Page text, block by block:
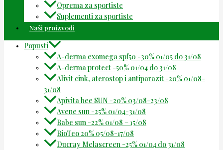
Oprema za sportiste
Suplementi za sportiste
Naši proizvodi
Popusti
A-derma exomega spf50 -30% 01/05 do 31/08
A-derma protect -50% 01/04 do 31/08
Alivit cink, aterostop i antiparazit -20% 01/08-
31/08
Apivita bee SUN -20% 03/08-23/08
Avene sun -25% 01/04-31/08
Babe sun -22% 01/08 – 15/08
BioTeo 20% 05/08-17/08
Ducray Melascreen -25% 01/04 do 31/08